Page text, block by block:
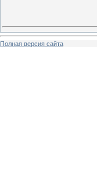
Полная версия сайта